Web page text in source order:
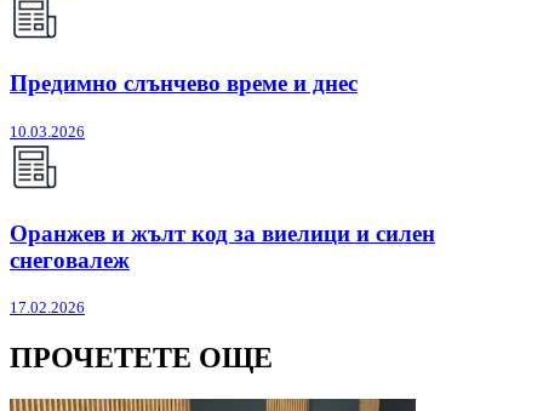
Предимно слънчево време и днес
10.03.2026
Оранжев и жълт код за виелици и силен
снеговалеж
17.02.2026
ПРОЧЕТЕТЕ ОЩЕ